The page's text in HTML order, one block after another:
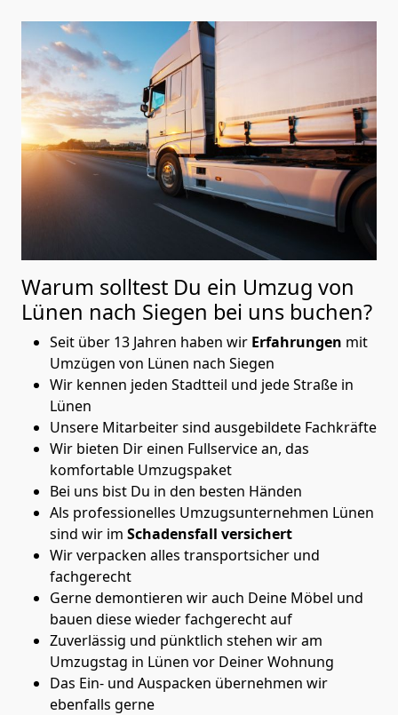
Warum solltest Du ein Umzug von
Lünen nach Siegen bei uns buchen?
Seit über 13 Jahren haben wir Erfahrungen mit
Umzügen von Lünen nach Siegen
Wir kennen jeden Stadtteil und jede Straße in
Lünen
Unsere Mitarbeiter sind ausgebildete Fachkräfte
Wir bieten Dir einen Fullservice an, das
komfortable Umzugspaket
Bei uns bist Du in den besten Händen
Als professionelles Umzugsunternehmen Lünen
sind wir im Schadensfall versichert
Wir verpacken alles transportsicher und
fachgerecht
Gerne demontieren wir auch Deine Möbel und
bauen diese wieder fachgerecht auf
Zuverlässig und pünktlich stehen wir am
Umzugstag in Lünen vor Deiner Wohnung
Das Ein- und Auspacken übernehmen wir
ebenfalls gerne